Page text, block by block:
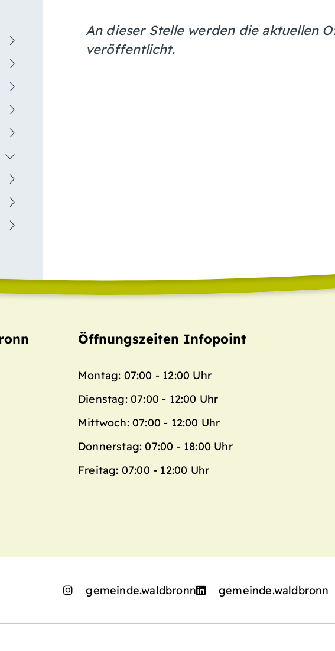
An dieser Stelle werden die aktuellen
veröffentlicht.
Öffnungszeiten Infopoint
Montag: 07:00 - 12:00 Uhr
Dienstag: 07:00 - 12:00 Uhr
Mittwoch: 07:00 - 12:00 Uhr
Donnerstag: 07:00 - 18:00 Uhr
Freitag: 07:00 - 12:00 Uhr
gemeinde.waldbronn gemeinde.waldbronn